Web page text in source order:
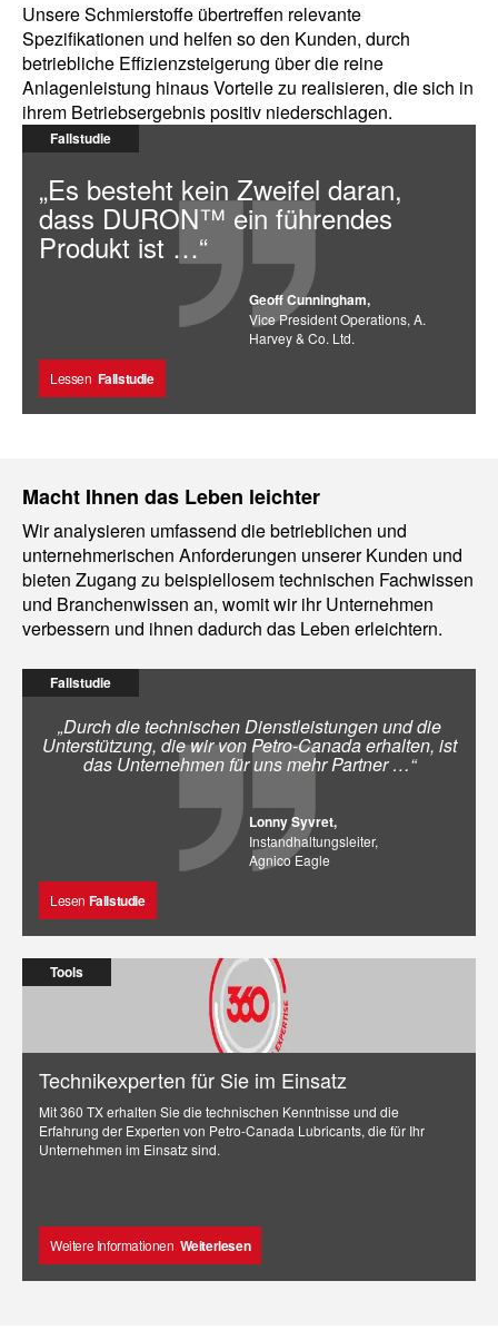
Unsere Schmierstoffe übertreffen relevante
Spezifikationen und helfen so den Kunden, durch
betriebliche Effizienzsteigerung über die reine
Anlagenleistung hinaus Vorteile zu realisieren, die sich in
ihrem Betriebsergebnis positiv niederschlagen.
Fallstudie
„Es besteht kein Zweifel daran,
dass DURON™ ein führendes
Produkt ist …“
Geoff Cunningham,
Vice President Operations, A.
Harvey & Co. Ltd.
Lessen Fallstudie
Macht Ihnen das Leben leichter
Wir analysieren umfassend die betrieblichen und
unternehmerischen Anforderungen unserer Kunden und
bieten Zugang zu beispiellosem technischen Fachwissen
und Branchenwissen an, womit wir ihr Unternehmen
verbessern und ihnen dadurch das Leben erleichtern.
Fallstudie
„Durch die technischen Dienstleistungen und die
Unterstützung, die wir von Petro-Canada erhalten, ist
das Unternehmen für uns mehr Partner …“
Lonny Syvret,
Instandhaltungsleiter,
Agnico Eagle
Lesen Fallstudie
Tools
Technikexperten für Sie im Einsatz
Mit 360 TX erhalten Sie die technischen Kenntnisse und die
Erfahrung der Experten von Petro-Canada Lubricants, die für Ihr
Unternehmen im Einsatz sind.
Weitere Informationen Weiterlesen